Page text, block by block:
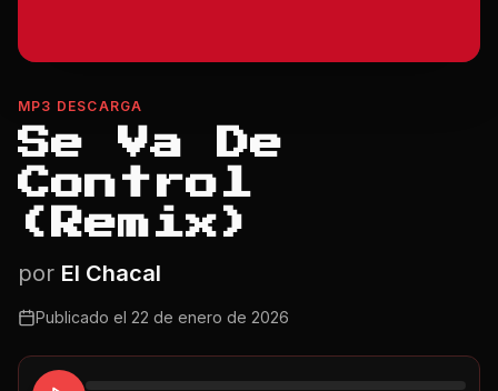
MP3 DESCARGA
Se Va De
Control
(Remix)
por El Chacal
Publicado el 22 de enero de 2026